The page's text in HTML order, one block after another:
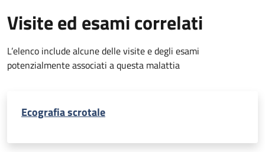
Visite ed esami correlati
L’elenco include alcune delle visite e degli esami
potenzialmente associati a questa malattia
Ecografia scrotale